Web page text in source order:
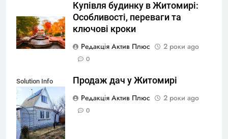
Купівля будинку в Житомирі:
Особливості, переваги та
ключові кроки
Редакція Актив Плюс
2 роки ago
0
Solution Info
HDR : EV(0,3,-7),
FC : (0), FC :
(0,3,-7)
Продаж дач у Житомирі
Редакція Актив Плюс
2 роки ago
0